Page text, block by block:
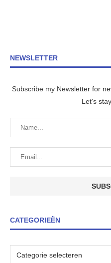
NEWSLETTER
Subscribe my Newsletter for
Let's
CATEGORIEËN